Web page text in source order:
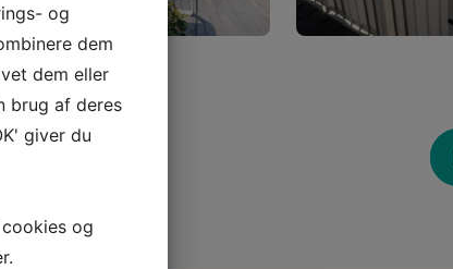
og
dem
dem eller
brug af deres
giver du
og
.